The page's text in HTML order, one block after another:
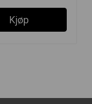
Kjøp